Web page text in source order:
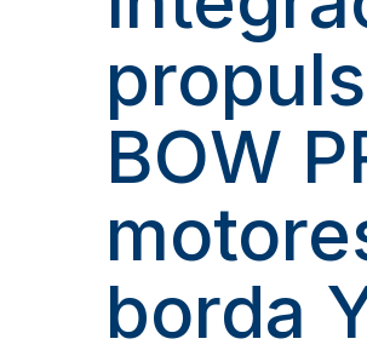
BOW
borda